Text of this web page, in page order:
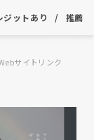
ジットあり 推薦
サイトリンク